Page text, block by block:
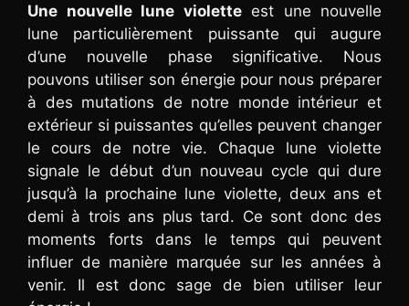
Une nouvelle lune violetteest une nouvelle
lune particulièrement puissante qui augure
d’une nouvelle phase significative. Nous
pouvons utiliser son énergie pour nous préparer
à des mutations de notre monde intérieur et
extérieur si puissantes qu’elles peuvent changer
le cours de notre vie. Chaque lune violette
signale le début d’un nouveau cycle qui dure
jusqu’à la prochaine lune violette, deux ans et
demi à trois ans plus tard. Ce sont donc des
moments forts dans le temps qui peuvent
influer de manière marquée sur les années à
venir. Il est donc sage de bien utiliser leur